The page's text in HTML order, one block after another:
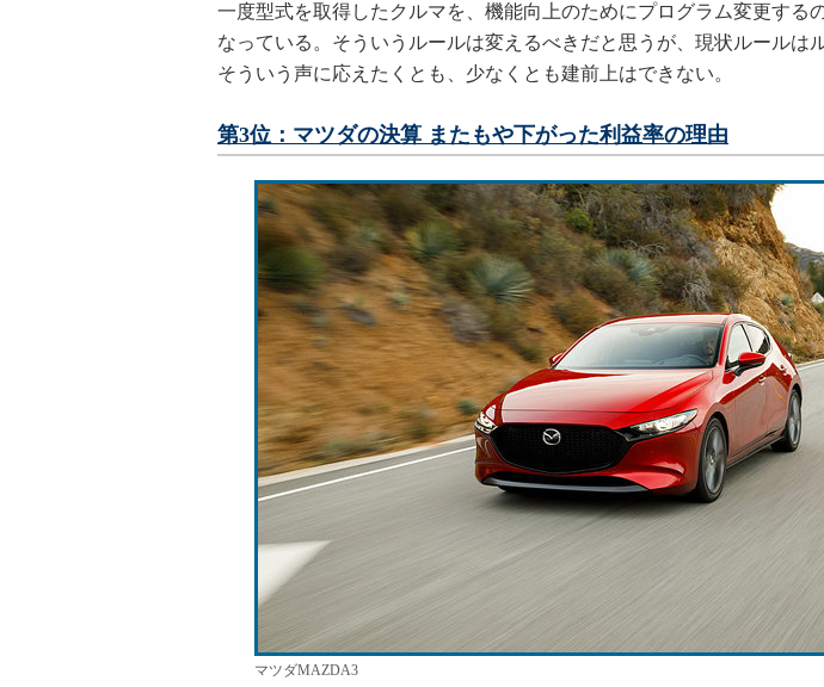
一度型式を取得したクルマを、機能向上のためにプログラム変更する
なっている。そういうルールは変えるべきだと思うが、現状ルールは
そういう声に応えたくとも、少なくとも建前上はできない。
第3位：マツダの決算 またもや下がった利益率の理由
マツダMAZDA3